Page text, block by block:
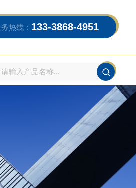
务热线： 133-3868-4951